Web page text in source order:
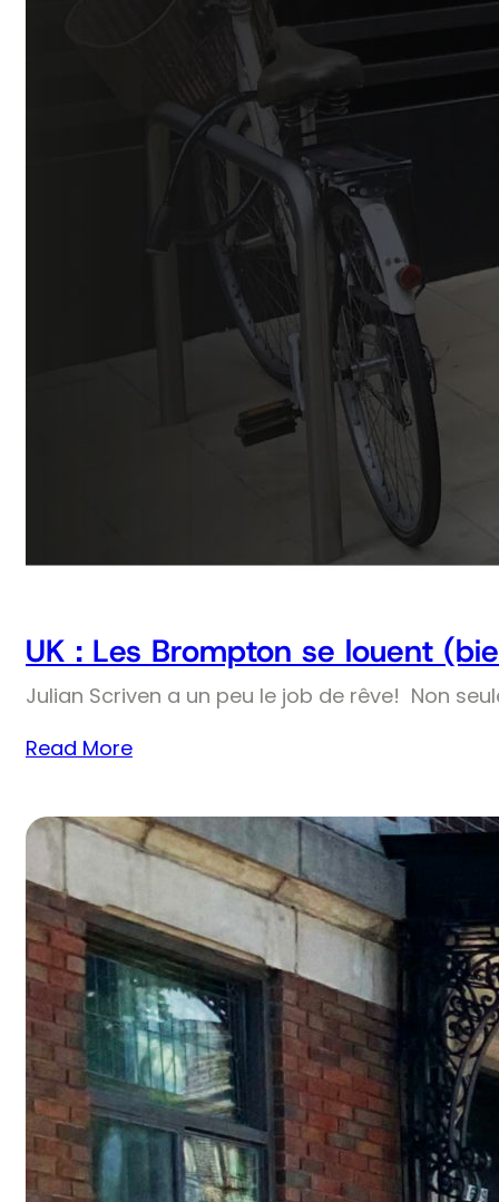
UK : Les Brompton se louent
Julian Scriven a un peu le job de rêve! Non
Read More